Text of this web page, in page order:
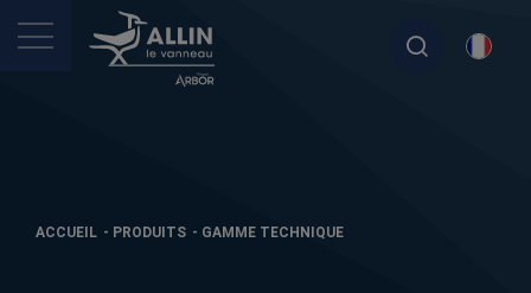
ACCUEIL - PRODUITS - GAMME TECHNIQUE